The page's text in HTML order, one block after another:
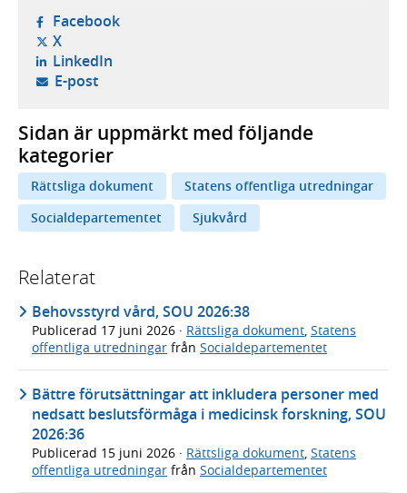
Facebook- öppnas i ny flik, extern webbplats,
X- öppnas i ny flik, extern webbplats,
LinkedIn- öppnas i ny flik, extern webbplats,
E-post- öppnar din e-postklient,
Sidan är uppmärkt med följande
kategorier
Rättsliga dokument
Statens offentliga utredningar
Socialdepartementet
Sjukvård
Relaterat
Behovsstyrd vård, SOU 2026:38
Publicerad 17 juni 2026 · Rättsliga dokument Statens
offentliga utredningar från Socialdepartementet
Bättre förutsättningar att inkludera personer med
nedsatt beslutsförmåga i medicinsk forskning, SOU
2026:36
Publicerad 15 juni 2026 · Rättsliga dokument, Statens
offentliga utredningar från Socialdepartementet